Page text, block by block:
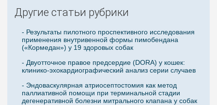
Другие статьи рубрики
- Результаты пилотного проспективного исследования
применения внутривенной формы пимобендана
(«Кормедан») у 19 здоровых собак
- Двуотточное правое предсердие (DORA) у кошек:
клинико-эхокардиографический анализ серии случаев
- Эндоваскулярная атриосептостомия как метод
паллиативной помощи при терминальной стадии
дегенеративной болезни митрального клапана у собак